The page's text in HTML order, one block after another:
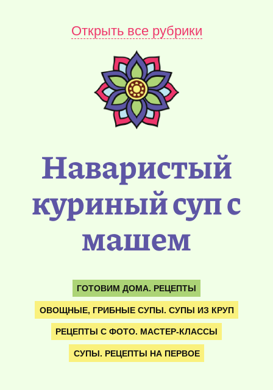
Открыть все рубрики
Наваристый
куриный суп с
машем
ГОТОВИМ ДОМА. РЕЦЕПТЫ
ОВОЩНЫЕ, ГРИБНЫЕ СУПЫ. СУПЫ ИЗ КРУП
РЕЦЕПТЫ С ФОТО. МАСТЕР-КЛАССЫ
СУПЫ. РЕЦЕПТЫ НА ПЕРВОЕ